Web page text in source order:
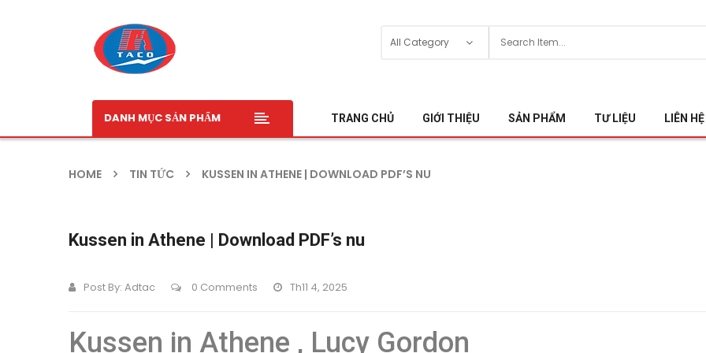
DANH MỤC SẢN PHẨM TRANG CHỦ GIỚI THIỆU SẢN PHẨM TƯ LIỆU LIÊN HỆ
HOME TIN TỨC KUSSEN IN ATHENE | DOWNLOAD PDF’S NU
Kussen in Athene | Download PDF’s nu
Post By: Adtac 0 Comments Th11 4, 2025
Kussen in Athene , Lucy Gordon